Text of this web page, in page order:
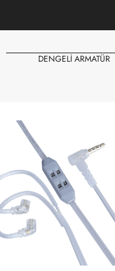
DENGELİ ARMATÜR